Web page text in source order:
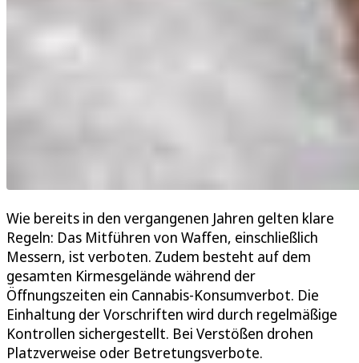
Wie bereits in den vergangenen Jahren gelten klare
Regeln: Das Mitführen von Waffen, einschließlich
Messern, ist verboten. Zudem besteht auf dem
gesamten Kirmesgelände während der
Öffnungszeiten ein Cannabis-Konsumverbot. Die
Einhaltung der Vorschriften wird durch regelmäßige
Kontrollen sichergestellt. Bei Verstößen drohen
Platzverweise oder Betretungsverbote.